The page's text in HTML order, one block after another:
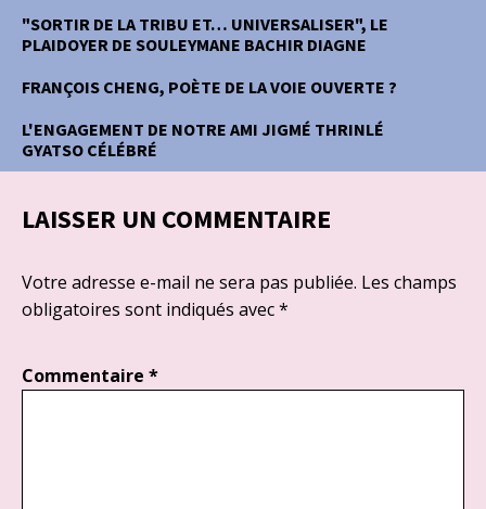
"SORTIR DE LA TRIBU ET… UNIVERSALISER", LE
PLAIDOYER DE SOULEYMANE BACHIR DIAGNE
FRANÇOIS CHENG, POÈTE DE LA VOIE OUVERTE ?
L'ENGAGEMENT DE NOTRE AMI JIGMÉ THRINLÉ
GYATSO CÉLÉBRÉ
LAISSER UN COMMENTAIRE
Votre adresse e-mail ne sera pas publiée. Les champs
obligatoires sont indiqués avec*
Commentaire *